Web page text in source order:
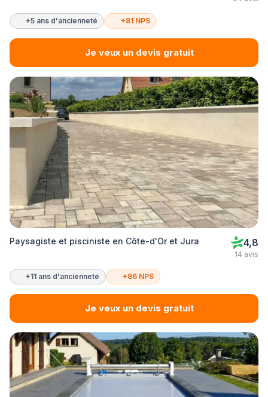
+5 ans d'ancienneté +81 NPS
Je veux un devis gratuit
Paysagiste et pisciniste en Côte-d'Or et Jura 4,8
14 avis
+11 ans d'ancienneté +86 NPS
Je veux un devis gratuit